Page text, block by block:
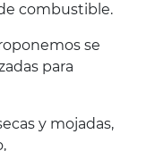
combustible.
se
para
y mojadas,